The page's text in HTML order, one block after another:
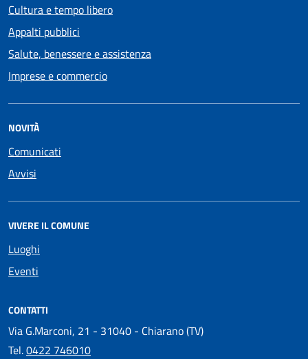
Cultura e tempo libero
Appalti pubblici
Salute, benessere e assistenza
Imprese e commercio
NOVITÀ
Comunicati
Avvisi
VIVERE IL COMUNE
Luoghi
Eventi
CONTATTI
Via G.Marconi, 21 - 31040 - Chiarano (TV)
Tel.0422 746010